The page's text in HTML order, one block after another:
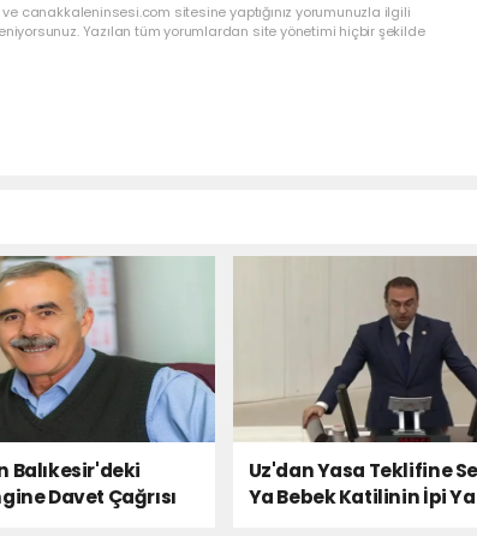
canakkaleninsesi.com sitesine yaptığınız yorumunuzla ilgili
Yazılan tüm yorumlardan site yönetimi hiçbir şekilde
Balıkesir'deki
Davet Çağrısı
Uz'dan Yasa Teklifine
Ya Bebek Katilinin İpi Ya